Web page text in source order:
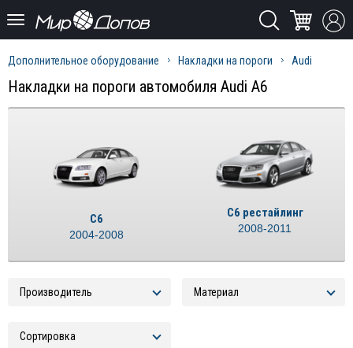
Дополнительное оборудование Накладки на пороги Audi
Накладки на пороги автомобиля Audi A6
C6
2004-2008
С6 рестайлинг
2008-2011